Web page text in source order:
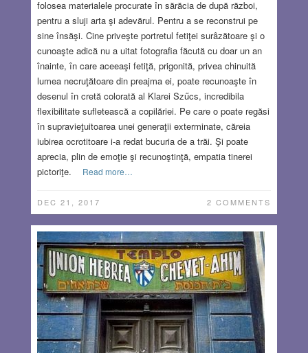
folosea materialele procurate în sărăcia de după război,
pentru a sluji arta şi adevărul. Pentru a se reconstrui pe
sine însăşi. Cine priveşte portretul fetiţei surâzătoare şi o
cunoaşte adică nu a uitat fotografia făcută cu doar un an
înainte, în care aceeaşi fetiţă, prigonită, privea chinuită
lumea necruţătoare din preajma ei, poate recunoaşte în
desenul în cretă colorată al Klarei Szűcs, incredibila
flexibilitate sufletească a copilăriei. Pe care o poate regăsi
în supravieţuitoarea unei generaţii exterminate, căreia
iubirea ocrotitoare i-a redat bucuria de a trăi. Şi poate
aprecia, plin de emoţie şi recunoştinţă, empatia tinerei
pictoriţe.
Read more…
DEC 21, 2017 2 COMMENTS